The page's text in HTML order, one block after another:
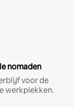
nomaden
voor de
werkplekken.